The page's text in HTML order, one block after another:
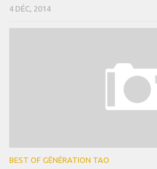
4 DÉC, 2014
BEST OF GÉNÉRATION TAO